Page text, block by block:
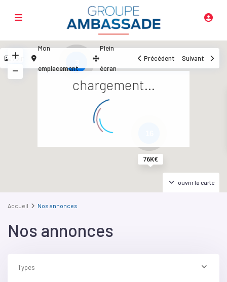
76K€
chargement...
ouvrir la carte
Voir
Mon
emplacement
Plein
écran
Précédent Suivant
Accueil Nos annonces
Nos annonces
Types